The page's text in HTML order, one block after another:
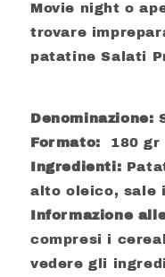
Movie night o
trovare
patatine Salati
Denominazione:
Formato: 180 gr
Ingredienti:
alto oleico, sale
Informazione
compresi i
vedere gli